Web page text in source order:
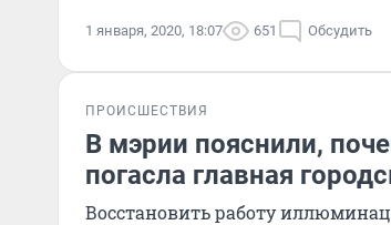
1 января, 2020, 18:07 651 Обсудить
ПРОИСШЕСТВИЯ
В мэрии пояснили,
погасла главная
Восстановить работу